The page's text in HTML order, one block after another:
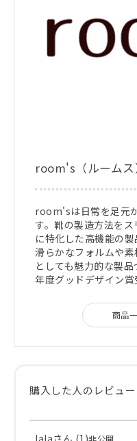
room's（ルームス
room'sは日常を足元
す。靴の製造方法を
に特化した高機能の製
滑らかなフォルムや
としても魅力的な製
年度グッドデザイン賞
商品